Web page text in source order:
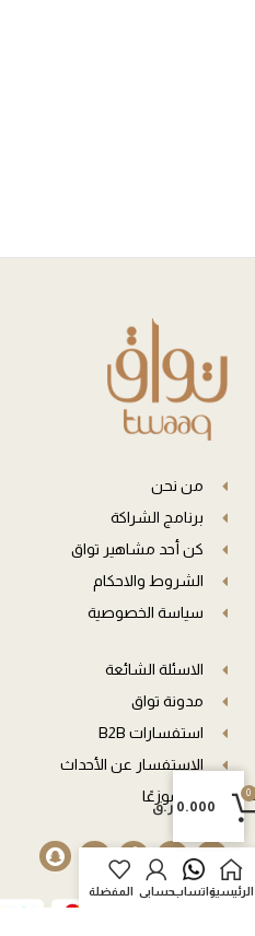
0
0.000 ر.ق
من نحن
برنامج الشراكة
كن أحد مشاهير تواق
الشروط والاحكام
سياسة الخصوصية
الاسئلة الشائعة
مدونة تواق
استفسارات B2B
الاستفسار عن الأحداث
كن موزعًا
الرئيسيةواتسابحسابي المفضلة